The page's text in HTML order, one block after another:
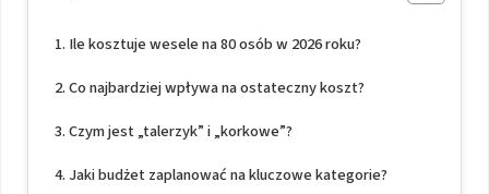
Ile kosztuje wesele na 80 osób w 2026 roku?
Co najbardziej wpływa na ostateczny koszt?
Czym jest „talerzyk” i „korkowe”?
Jaki budżet zaplanować na kluczowe kategorie?